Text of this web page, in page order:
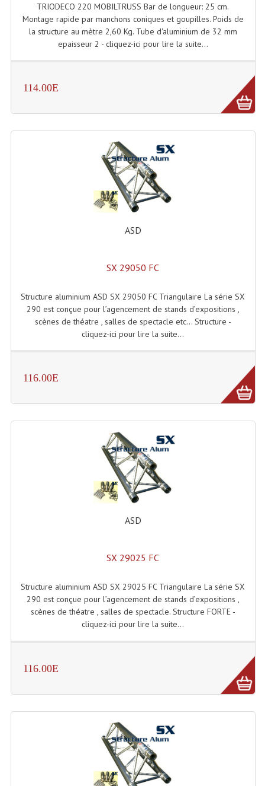
Liquides À Mousse
Matériel Karaoké
Disque DVD
Disque LD (30 Cm.)
TARIF ET CATALOGUE DE LOCATION
CRÉER UN COMPTE
TRIODECO 220 MOBILTRUSS Bar de longueur: 25 cm.
Montage rapide par manchons coniques et goupilles. Poids de
la structure au mètre 2,60 Kg. Tube d'aluminium de 32 mm
epaisseur 2 - cliquez-ici pour lire la suite...
114.00E
ASD
SX 29050 FC
Structure aluminium ASD SX 29050 FC Triangulaire La série SX
290 est conçue pour l’agencement de stands d’expositions ,
scènes de théatre , salles de spectacle etc... Structure -
cliquez-ici pour lire la suite...
116.00E
ASD
SX 29025 FC
Structure aluminium ASD SX 29025 FC Triangulaire La série SX
290 est conçue pour l’agencement de stands d’expositions ,
scènes de théatre , salles de spectacle. Structure FORTE -
cliquez-ici pour lire la suite...
116.00E